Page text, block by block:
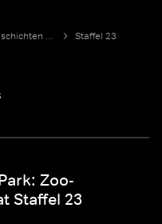
Animal Park: Zoo-Geschichten aus Longleat
Staffel 23
Zoo-
Staffel 23